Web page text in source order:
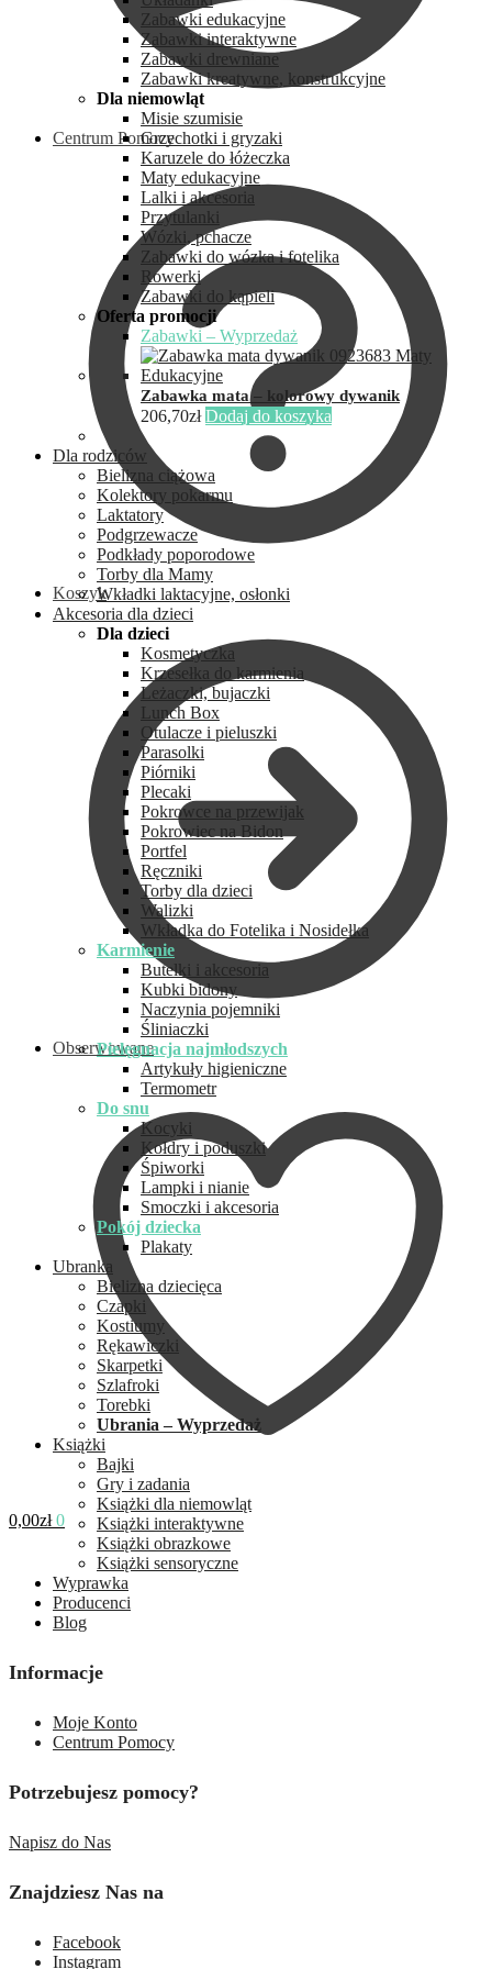
Centrum Pomocy
Koszyk
Obserwowane
0,00zł 0
Zabawki edukacyjne
Zabawki interaktywne
Zabawki drewniane
Zabawki kreatywne, konstrukcyjne
Dla niemowląt
Misie szumisie
Grzechotki i gryzaki
Karuzele do łóżeczka
Maty edukacyjne
Lalki i akcesoria
Przytulanki
Wózki, pchacze
Zabawki do wózka i fotelika
Rowerki
Zabawki do kąpieli
Oferta promocji
Zabawki – Wyprzedaż
Zabawka mata – kolorowy dywanik
206,70zł Dodaj do koszyka
Dla rodziców
Bielizna ciążowa
Kolektory pokarmu
Laktatory
Podgrzewacze
Podkłady poporodowe
Torby dla Mamy
Wkładki laktacyjne, osłonki
Akcesoria dla dzieci
Dla dzieci
Kosmetyczka
Krzesełka do karmienia
Leżaczki, bujaczki
Lunch Box
Otulacze i pieluszki
Parasolki
Piórniki
Plecaki
Pokrowce na przewijak
Pokrowiec na Bidon
Portfel
Ręczniki
Torby dla dzieci
Walizki
Wkładka do Fotelika i Nosidełka
Karmienie
Butelki i akcesoria
Kubki bidony
Naczynia pojemniki
Śliniaczki
Pielęgnacja najmłodszych
Artykuły higieniczne
Termometr
Do snu
Kocyki
Kołdry i poduszki
Śpiworki
Lampki i nianie
Smoczki i akcesoria
Pokój dziecka
Plakaty
Ubranka
Bielizna dziecięca
Czapki
Kostiumy
Rękawiczki
Skarpetki
Szlafroki
Torebki
Ubrania – Wyprzedaż
Książki
Bajki
Gry i zadania
Książki dla niemowląt
Książki interaktywne
Książki obrazkowe
Książki sensoryczne
Wyprawka
Producenci
Blog
Informacje
Moje Konto
Centrum Pomocy
Potrzebujesz pomocy?
Napisz do Nas
Znajdziesz Nas na
Facebook
Instagram